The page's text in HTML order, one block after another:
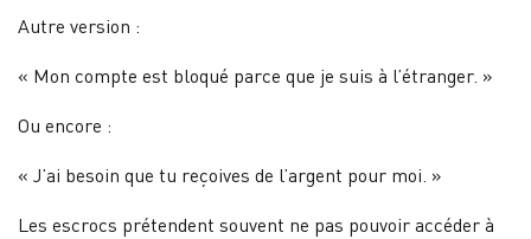
Autre version :
« Mon compte est bloqué parce que je suis à l’étranger. »
Ou encore :
« J’ai besoin que tu reçoives de l’argent pour moi. »
Les escrocs prétendent souvent ne pas pouvoir accéder à